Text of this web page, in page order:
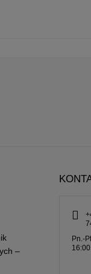
–
Pn.-
16:00